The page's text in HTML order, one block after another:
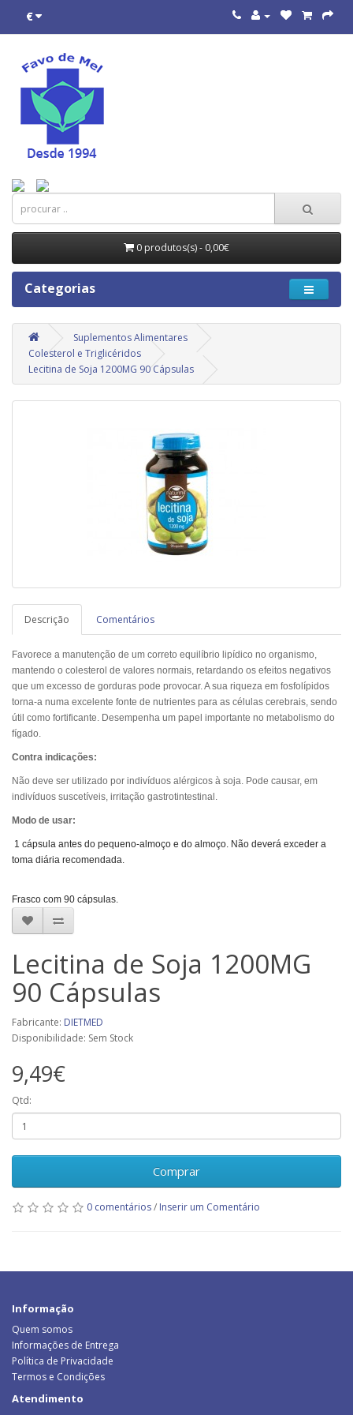
€
0 produtos(s) - 0,00€
Categorias
Suplementos Alimentares
Colesterol e Triglicéridos
Lecitina de Soja 1200MG 90 Cápsulas
Descrição Comentários
Favorece a manutenção de um correto equilíbrio lipídico no organismo,
mantendo o colesterol de valores normais, retardando os efeitos negativos
que um excesso de gorduras pode provocar. A sua riqueza em fosfolípidos
torna-a numa excelente fonte de nutrientes para as células cerebrais, sendo
útil como fortificante. Desempenha um papel importante no metabolismo do
fígado.
Contra indicações:
Não deve ser utilizado por indivíduos alérgicos à soja. Pode causar, em
indivíduos suscetíveis, irritação gastrotintestinal.
Modo de usar:
1 cápsula antes do pequeno-almoço e do almoço. Não deverá exceder a
toma diária recomendada.
Frasco com 90 cápsulas.
Lecitina de Soja 1200MG
90 Cápsulas
Fabricante: DIETMED
Disponibilidade: Sem Stock
9,49€
Qtd:
Comprar
0 comentários/ Inserir um Comentário
Informação
Quem somos
Informações de Entrega
Política de Privacidade
Termos e Condições
Atendimento